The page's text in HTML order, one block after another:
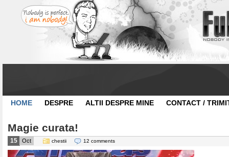
HOME DESPRE ALTII DESPRE MINE CONTACT /
Magie curata!
15 Oct chestii 12 comments